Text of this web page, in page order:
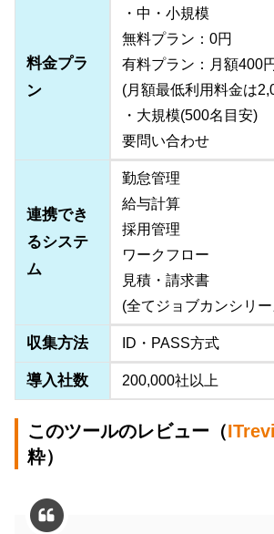
料金プラ
ン
・中・小規模
無料プラン：0円
有料プラン：月額400円
(月額最低利用料金は
・大規模(500名目安)
要問い合わせ
連携でき
るシステ
ム
勤怠管理
給与計算
採用管理
ワークフロー
見積・請求書
(全てジョブカンシリ
収集方法 ID・PASS方式
導入社数 200,000社以上
このツールのレビュー（
粋）